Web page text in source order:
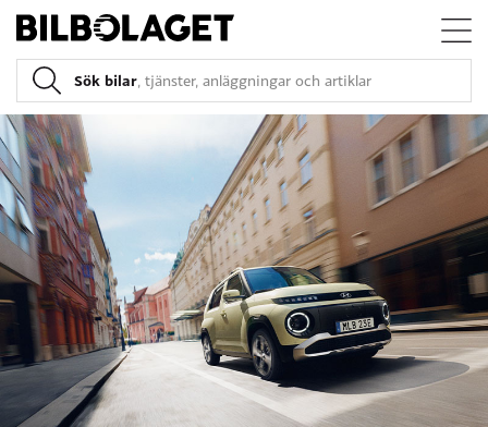
Sök bilar, tjänster, anläggningar och artiklar